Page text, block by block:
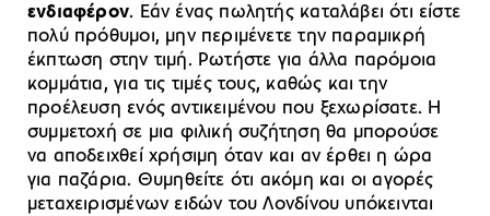
ενδιαφέρον. Εάν ένας πωλητής καταλάβει ότι είστε
πολύ πρόθυμοι, μην περιμένετε την παραμικρή
έκπτωση στην τιμή. Ρωτήστε για άλλα παρόμοια
κομμάτια, για τις τιμές τους, καθώς και την
προέλευση ενός αντικειμένου που ξεχωρίσατε. Η
συμμετοχή σε μια φιλική συζήτηση θα μπορούσε
να αποδειχθεί χρήσιμη όταν και αν έρθει η ώρα
για παζάρια. Θυμηθείτε ότι ακόμη και οι αγορές
μεταχειρισμένων ειδών του Λονδίνου υπόκεινται